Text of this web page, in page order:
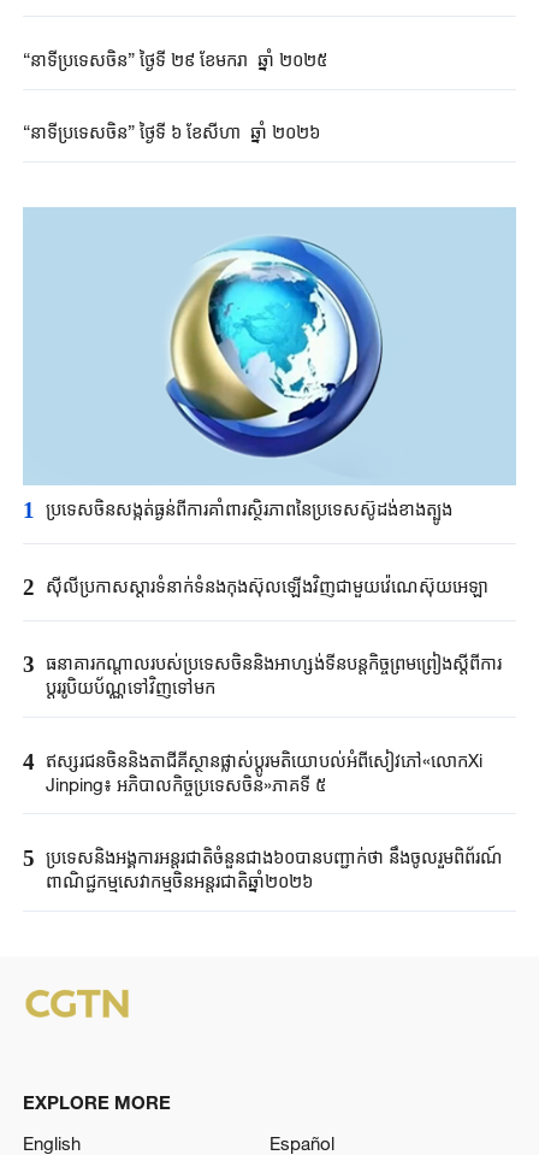
“នាទីប្រទេសចិន” ថ្ងៃទី ២៩ ខែមករា​​ ឆ្នាំ ២០២៥
“នាទីប្រទេសចិន” ថ្ងៃទី ៦ ខែសីហា ឆ្នាំ ២០២៦
1 ប្រទេសចិនសង្កត់ធ្ងន់ពីការគាំពារស្ថិរភាពនៃប្រទេសស៊ូដង់ខាងត្បូង
2 ស៊ីលីប្រកាសស្ដារទំនាក់ទំនងកុងស៊ុលឡើងវិញជាមួយវ៉េណេស៊ុយអេឡា
3 ធនាគារកណ្តាលរបស់ប្រទេសចិននិងអាហ្សង់ទីនបន្តកិច្ចព្រមព្រៀងស្តីពីការ
ប្តូររូបិយប័ណ្ណទៅវិញទៅមក
4 ឥស្សរជនចិននិងតាជីគីស្ថានផ្លាស់ប្តូរមតិយោបល់អំពីសៀវភៅ«លោកXi
Jinping៖ អភិបាលកិច្ចប្រទេសចិន»ភាគទី ៥
5 ប្រទេសនិងអង្គការអន្តរជាតិចំនួនជាង៦០បានបញ្ជាក់ថា នឹងចូលរួមពិព័រណ៍
ពាណិជ្ជកម្មសេវាកម្មចិនអន្តរជាតិឆ្នាំ២០២៦
EXPLORE MORE
English
Español